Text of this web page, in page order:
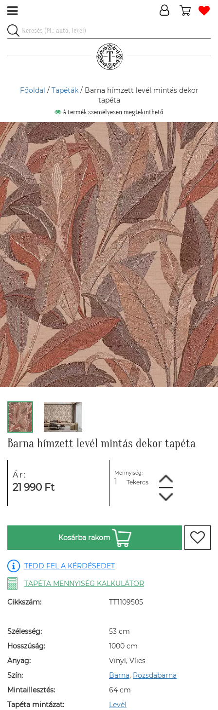
Főoldal / Tapéták/ Barna hímzett levél mintás dekor
tapéta
A termék személyesen megtekinthető
Barna hímzett levél mintás dekor tapéta
Ár:
21 990 Ft
Mennyiség:
Tekercs
Kosárba rakom
TEDD FEL A KÉRDÉSEDET
TAPÉTA MENNYISÉG KALKULÁTOR
Cikkszám: TT1109505
Szélesség:
53 cm
Hosszúság:
1000 cm
Anyag:
Vinyl, Vlies
Szín:
Barna, Rozsdabarna
Mintaillesztés:
64 cm
Tapéta mintázat:
Levél